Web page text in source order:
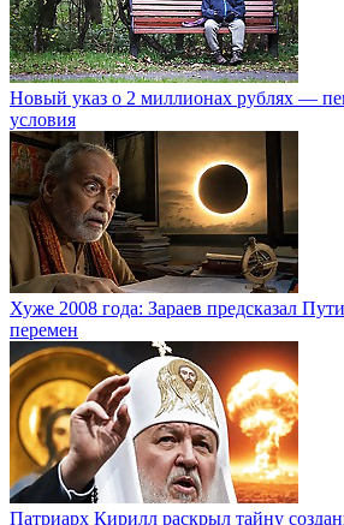
Новый указ о 2 миллионах рублях —
условия
Хуже 2008 года: Зараев предсказал
перемен
Патриарх Кирилл раскрыл тайну